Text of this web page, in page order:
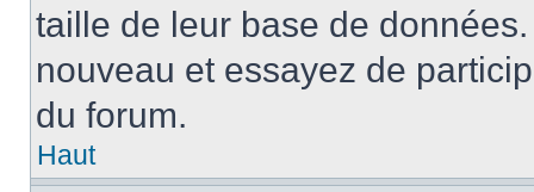
taille de leur base de
nouveau et essayez de
du forum.
Haut